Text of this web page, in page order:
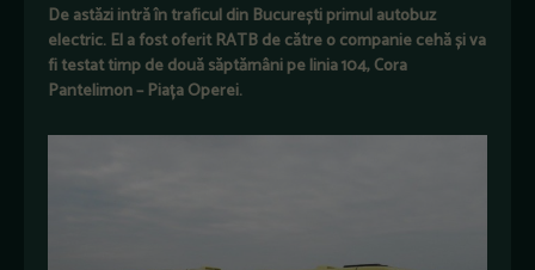
De astăzi intră în traficul din București primul autobuz
electric. El a fost oferit RATB de către o companie cehă și va
fi testat timp de două săptămâni pe linia 104, Cora
Pantelimon – Piața Operei.